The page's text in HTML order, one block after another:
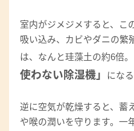
室内がジメジメすると、こ
吸い込み、カビやダニの繁
は、なんと珪藻土の約6倍
使わない除湿機」
になる
逆に空気が乾燥すると、蓄
や喉の潤いを守ります。一